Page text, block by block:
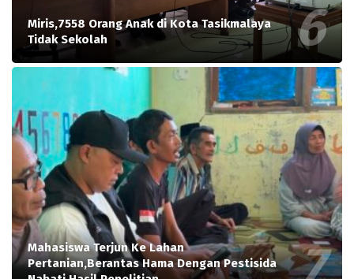
Miris,7558 Orang Anak di Kota Tasikmalaya
Tidak Sekolah
Mahasiswa Terjun Ke Lahan
Pertanian,Berantas Hama Dengan Pestisida